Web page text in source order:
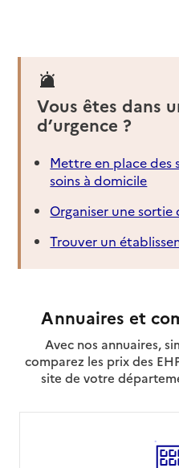
Vous êtes dans
d’urgence ?
Mettre en place des
soins à domicile
Organiser une
Trouver un
Annuaires et
Avec nos annuaires,
comparez les prix des
site de votre